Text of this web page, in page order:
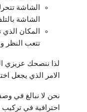
الشاشة
الشاشة
المكان
تتعب النظر و
لذا ننصحك عزيزي
الامر الذي يجعل
نحن لا نبالغ في
احترافية في